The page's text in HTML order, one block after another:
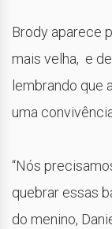
Brody aparece
mais velha, e
lembrando que
uma
“Nós
quebrar essas
do menino,